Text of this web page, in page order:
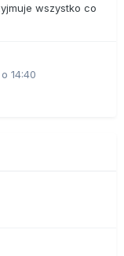
wszystko co
14:40